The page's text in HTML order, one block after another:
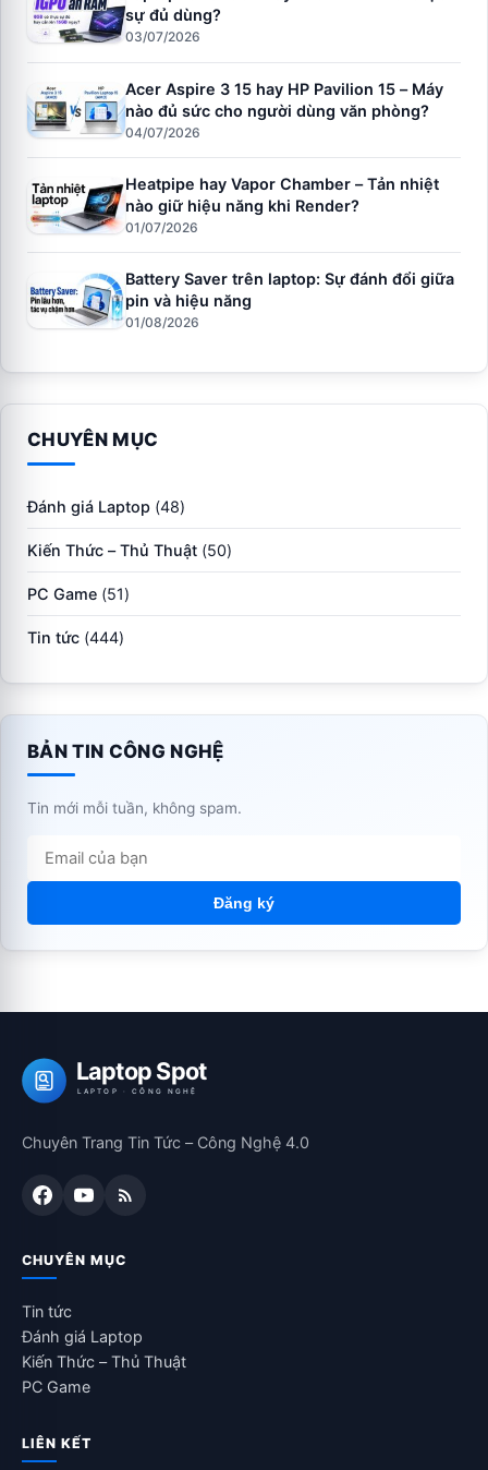
sự đủ dùng?
03/07/2026
Acer Aspire 3 15 hay HP Pavilion 15 – Máy
nào đủ sức cho người dùng văn phòng?
04/07/2026
Heatpipe hay Vapor Chamber – Tản nhiệt
nào giữ hiệu năng khi Render?
01/07/2026
Battery Saver trên laptop: Sự đánh đổi giữa
pin và hiệu năng
01/08/2026
CHUYÊN MỤC
Đánh giá Laptop (48)
Kiến Thức – Thủ Thuật (50)
PC Game (51)
Tin tức (444)
BẢN TIN CÔNG NGHỆ
Tin mới mỗi tuần, không spam.
Đăng ký
Laptop Spot
LAPTOP · CÔNG NGHỆ
Chuyên Trang Tin Tức – Công Nghệ 4.0
CHUYÊN MỤC
Tin tức
Đánh giá Laptop
Kiến Thức – Thủ Thuật
PC Game
LIÊN KẾT